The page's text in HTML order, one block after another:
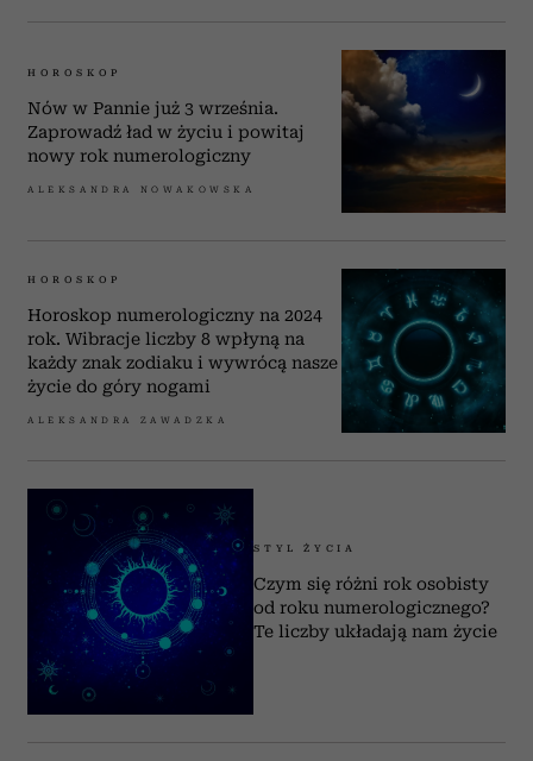
HOROSKOP
Nów w Pannie już 3 września.
Zaprowadź ład w życiu i powitaj
nowy rok numerologiczny
ALEKSANDRA NOWAKOWSKA
HOROSKOP
Horoskop numerologiczny na 2024
rok. Wibracje liczby 8 wpłyną na
każdy znak zodiaku i wywrócą nasze
życie do góry nogami
ALEKSANDRA ZAWADZKA
STYL ŻYCIA
Czym się różni rok osobisty
od roku numerologicznego?
Te liczby układają nam życie